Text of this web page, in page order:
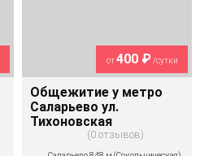
от400 ₽/сутки
Общежитие у метро
Саларьево ул.
Тихоновская
0 отзывов